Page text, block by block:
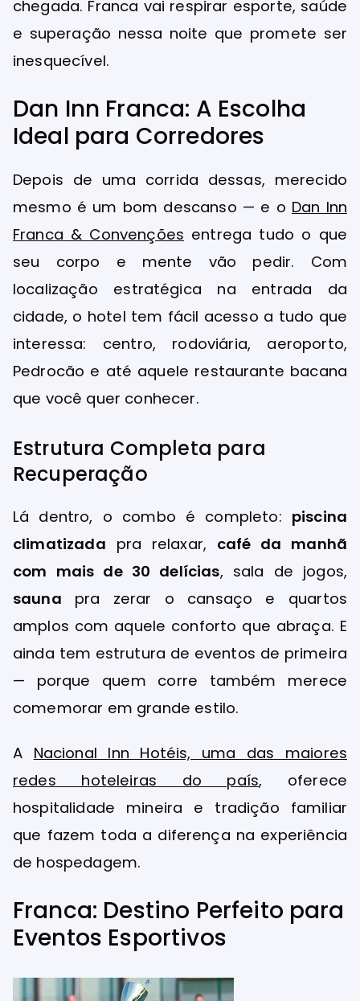
chegada. Franca vai respirar esporte, saúde
e superação nessa noite que promete ser
inesquecível.
Dan Inn Franca: A Escolha
Ideal para Corredores
Depois de uma corrida dessas, merecido
mesmo é um bom descanso — e o Dan Inn
Franca & Convenções entrega tudo o que
seu corpo e mente vão pedir. Com
localização estratégica na entrada da
cidade, o hotel tem fácil acesso a tudo que
interessa: centro, rodoviária, aeroporto,
Pedrocão e até aquele restaurante bacana
que você quer conhecer.
Estrutura Completa para
Recuperação
Lá dentro, o combo é completo: piscina
climatizada pra relaxar, café da manhã
com mais de 30 delícias, sala de jogos,
sauna pra zerar o cansaço e quartos
amplos com aquele conforto que abraça. E
ainda tem estrutura de eventos de primeira
— porque quem corre também merece
comemorar em grande estilo.
A Nacional Inn Hotéis, uma das maiores
redes hoteleiras do país, oferece
hospitalidade mineira e tradição familiar
que fazem toda a diferença na experiência
de hospedagem.
Franca: Destino Perfeito para
Eventos Esportivos